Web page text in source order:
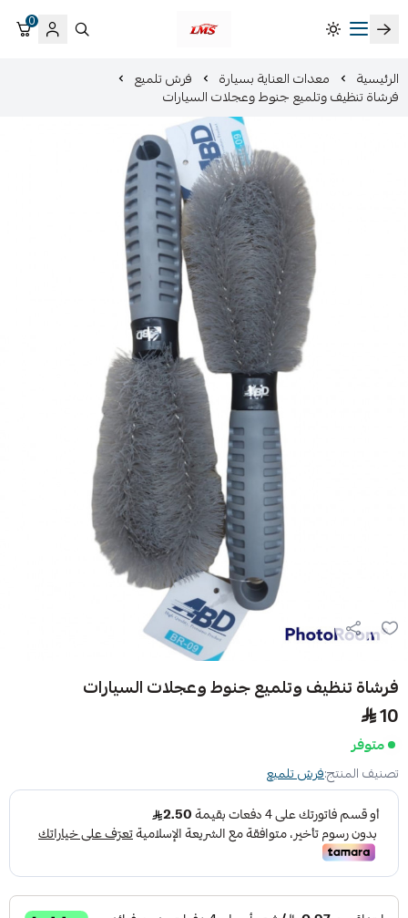
متجر لمسات الشرقية لزينة سيارات LMS
0
الرئيسية معدات العناية بسيارة فرش تلميع
فرشاة تنظيف وتلميع جنوط وعجلات السيارات
فرشاة تنظيف وتلميع جنوط وعجلات السيارات
10
متوفر
تصنيف المنتج:فرش تلميع